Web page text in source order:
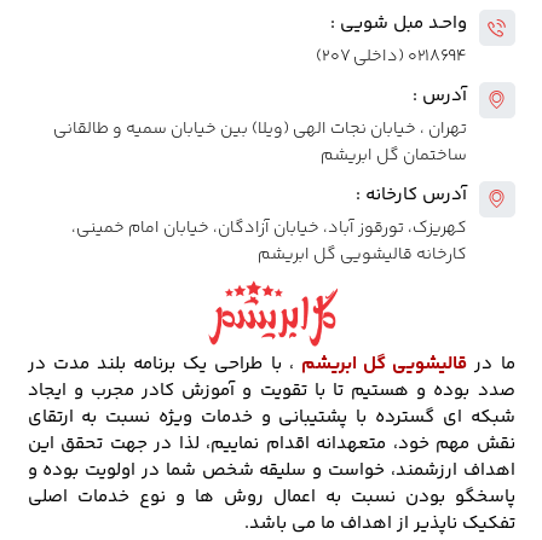
واحـد مبل شویی :
۰۲۱۸۶۹۴ (داخلی ۲۰۷)
آدرس :
تهران ، خیابان نجات الهی (ویلا) بین خیابان سمیه و طالقانی
ساختمان گل ابریشم
آدرس کارخانه :
کهریزک، تورقوز آباد، خیابان آزادگان، خیابان امام خمینی،
کارخانه قالیشویی گل ابریشم
ما در قالیشویی گل ابریشم ، با طراحی یک برنامه بلند مدت در
صدد بوده و هستیم تا با تقویت و آموزش کادر مجرب و ایجاد
شبکه ای گسترده با پشتیبانی و خدمات ویژه نسبت به ارتقای
نقش مهم خود، متعهدانه اقدام نماییم، لذا در جهت تحقق این
اهداف ارزشمند، خواست و سلیقه شخص شما در اولویت بوده و
پاسخگو بودن نسبت به اعمال روش ها و نوع خدمات اصلی
تفکیک ناپذیر از اهداف ما می باشد.